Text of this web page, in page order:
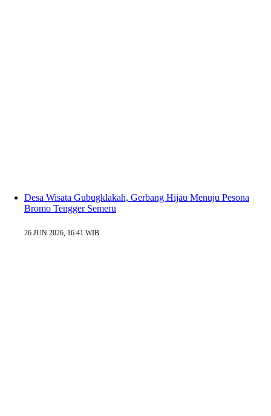
Desa Wisata Gubugklakah, Gerbang Hijau Menuju Pesona
Bromo Tengger Semeru
26 JUN 2026, 16:41 WIB